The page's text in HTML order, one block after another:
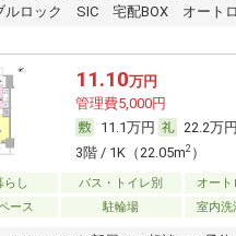
ロック SIC 宅配BOX オート
11.10万円
管理費5,000円
11.1万円
22.2万円
3階 / 1K（22.05m2）
らし バス・トイレ別
オート
ース
駐輪場 室内洗